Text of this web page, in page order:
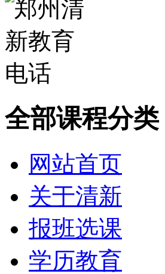
全部课程分类
网站首页
关于清新
报班选课
学历教育